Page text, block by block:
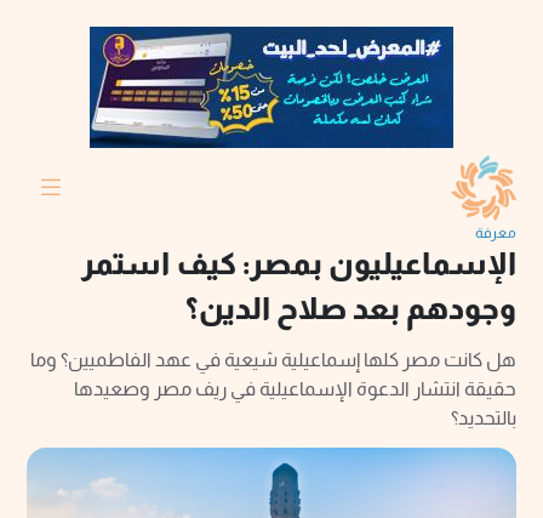
معرفة
الإسماعيليون بمصر: كيف استمر
وجودهم بعد صلاح الدين؟
هل كانت مصر كلها إسماعيلية شيعية في عهد الفاطميين؟ وما
حقيقة انتشار الدعوة الإسماعيلية في ريف مصر وصعيدها
بالتحديد؟